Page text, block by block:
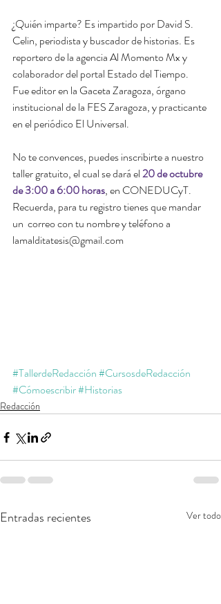
¿Quién imparte? Es impartido por David S.
Celin, periodista y buscador de historias. Es
reportero de la agencia Al Momento Mx y
colaborador del portal Estado del Tiempo.
Fue editor en la Gaceta Zaragoza, órgano
institucional de la FES Zaragoza, y practicante
en el periódico El Universal.
No te convences, puedes inscribirte a nuestro
taller gratuito, el cual se dará el 20 de octubre
de 3:00 a 6:00 horas, en CONEDUCyT.
Recuerda, para tu registro tienes que mandar
un  correo con tu nombre y teléfono a
lamalditatesis@gmail.com
#TallerdeRedacción#CursosdeRedacción
#Cómoescribir#Historias
Redacción
Entradas recientes Ver todo